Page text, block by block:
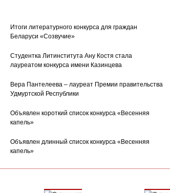
Итоги литературного конкурса для граждан
Беларуси «Созвучие»
Студентка Литинститута Ану Костя стала
лауреатом конкурса имени Казинцева
Вера Пантелеева – лауреат Премии правительства
Удмуртской Республики
Объявлен короткий список конкурса «Весенняя
капель»
Объявлен длинный список конкурса «Весенняя
капель»